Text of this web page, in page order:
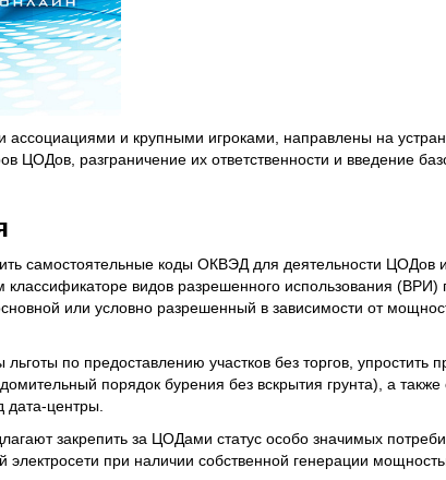
и крупными игроками, направлены на
ЦОДов, разграничение их ответственности и введение
самостоятельные коды ОКВЭД для деятельности ЦОДов
классификаторе видов разрешенного использования (ВРИ)
или условно разрешенный в зависимости от
по предоставлению участков без торгов, упростить
порядок бурения без вскрытия грунта), а также
дата-центры.
закрепить за ЦОДами статус особо значимых
электросети при наличии собственной генерации